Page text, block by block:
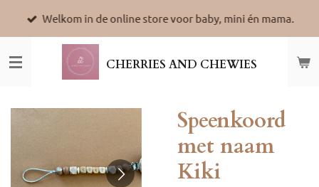
de
CHERRIES AND CHEWIES
Welkom in de online store voor baby, mini én mama.
Speenkoord
met naam
Kiki